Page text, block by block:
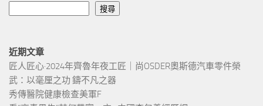
搜尋
近期文章
匠人匠心·2024年齊魯年夜工匠｜尚OSDER奧斯德汽車零件榮
武：以毫厘之功 鑄不凡之器
秀傳醫院健康檢查美軍F